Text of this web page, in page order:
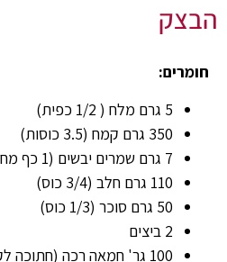
הבצק
חומרים:
5 גרם מלח ( 1/2 כפית)
350 גרם קמח (3.5 כוסות)
7 גרם שמרים יבשים (1 כף מחוקה)
110 גרם חלב (3/4 כוס)
50 גרם סוכר (1/3 כוס)
2 ביצים
100 גר' חמאה רכה (חתוכה לקוביות)